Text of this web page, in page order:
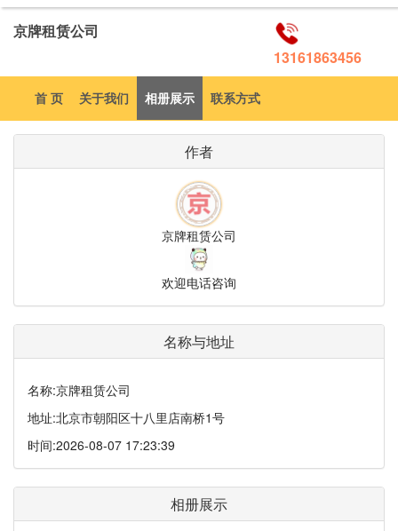
京牌租赁公司
13161863456
首 页 关于我们 相册展示 联系方式
作者
京牌租赁公司
欢迎电话咨询
名称与地址
名称:京牌租赁公司
地址:北京市朝阳区十八里店南桥1号
时间:2026-08-07 17:23:39
相册展示